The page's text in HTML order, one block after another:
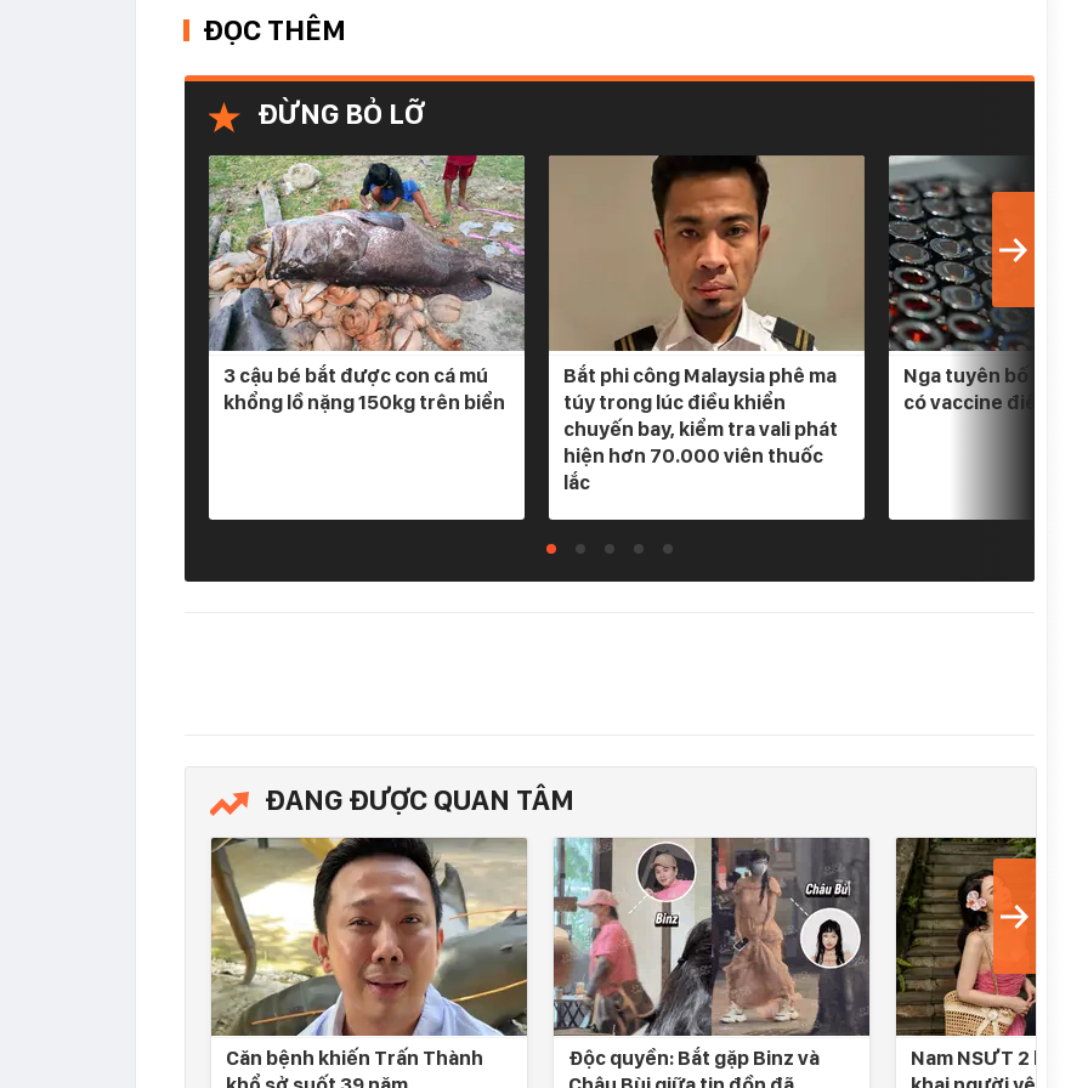
ĐỌC THÊM
ĐỪNG BỎ LỠ
3 cậu bé bắt được con cá mú
khổng lồ nặng 150kg trên biển
Bắt phi công Malaysia phê ma
túy trong lúc điều khiển
chuyến bay, kiểm tra vali phát
hiện hơn 70.000 viên thuốc
lắc
Nga tuyên bố 3 loại
có vaccine điều trị
ĐANG ĐƯỢC QUAN TÂM
Căn bệnh khiến Trấn Thành
Độc quyền: Bắt gặp Binz và
Nam NSƯT 2 lần